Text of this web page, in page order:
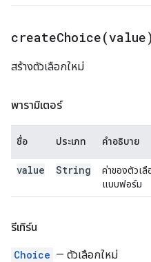
createChoice(value)
สร้างตัวเลือกใหม่
พารามิเตอร์
ชื่อ ประเภท คำอธิบาย
value String
ค่าของตัวเลื
แบบฟอร์ม
รีเทิร์น
Choice — ตัวเลือกใหม่